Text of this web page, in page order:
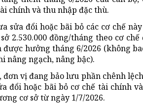
chính và thu nhập đặc thù.
sửa đổi hoặc bãi bỏ các cơ chế
2.530.000 đồng/tháng theo cơ
hưởng tháng 6/2026 (không
nâng ngạch, nâng bậc).
đơn vị đang bảo lưu phần chênh
đổi hoặc bãi bỏ cơ chế tài chính
cơ sở từ ngày 1/7/2026.